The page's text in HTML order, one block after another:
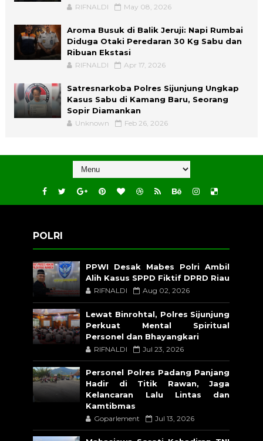
RIFNALDI May 08, 2026
Aroma Busuk di Balik Jeruji: Napi Rumbai
Diduga Otaki Peredaran 30 Kg Sabu dan
Ribuan Ekstasi
RIFNALDI Apr 17, 2026
Satresnarkoba Polres Sijunjung Ungkap
Kasus Sabu di Kamang Baru, Seorang
Sopir Diamankan
Unknown Feb 26, 2026
POLRI
PPWI Desak Mabes Polri Ambil
Alih Kasus SPPD Fiktif DPRD Riau
RIFNALDI Aug 02, 2026
Lewat Binrohtal, Polres Sijunjung
Perkuat Mental Spiritual
Personel dan Bhayangkari
RIFNALDI Jul 23, 2026
Personel Polres Padang Panjang
Hadir di Titik Rawan, Jaga
Kelancaran Lalu Lintas dan
Kamtibmas
Goparlement Jul 13, 2026